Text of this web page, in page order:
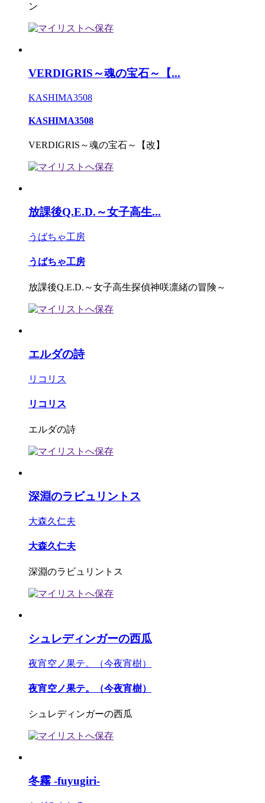
ン
VERDIGRIS～魂の宝石～【...
KASHIMA3508
KASHIMA3508
VERDIGRIS～魂の宝石～【改】
放課後Q.E.D.～女子高生...
うばちゃ工房
うばちゃ工房
放課後Q.E.D.～女子高生探偵神咲凛緒の冒険～
エルダの詩
リコリス
リコリス
エルダの詩
深淵のラビュリントス
大森久仁夫
大森久仁夫
深淵のラビュリントス
シュレディンガーの西瓜
夜宵空ノ果テ。（今夜宵樹）
夜宵空ノ果テ。（今夜宵樹）
シュレディンガーの西瓜
冬霧 -fuyugiri-